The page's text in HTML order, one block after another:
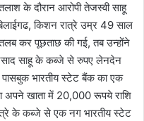
के दौरान आरोपी तेजस्वी साहू
किशन रात्रे उम्र 49 साल
कर पूछताछ की गई, तब उन्होंने
साहू के कब्जे से रुपए लेनदेन
भारतीय स्टेट बैंक का एक
अपने खाता में 20,000 रूपये राशि
के कब्जे से एक नग भारतीय स्टेट